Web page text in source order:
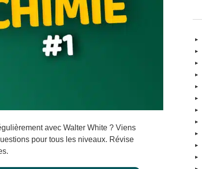
avec Walter White ? Viens
pour tous les niveaux. Révise